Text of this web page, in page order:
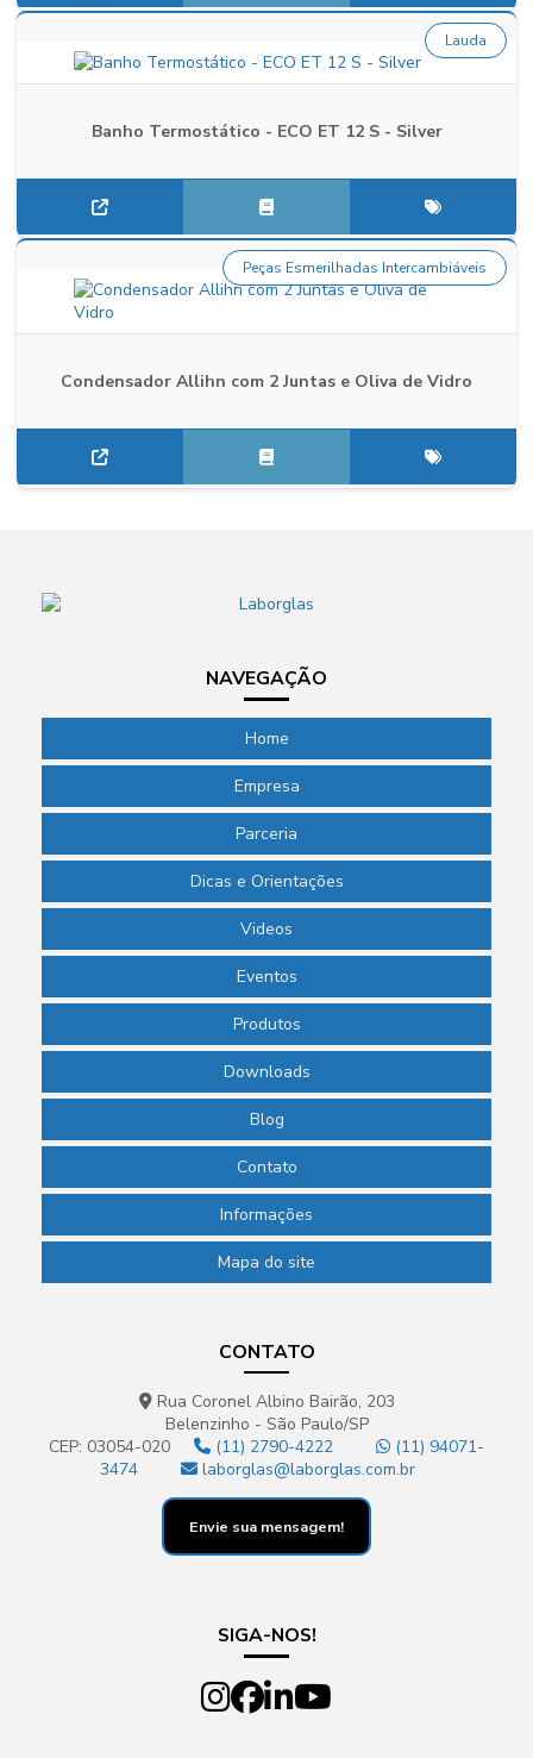
Banho Termostático - ECO ET 12 S - Silver
Lauda
Condensador Allihn com 2 Juntas e Oliva de Vidro
Peças Esmerilhadas Intercambiáveis
NAVEGAÇÃO
Home
Empresa
Parceria
Dicas e Orientações
Videos
Eventos
Produtos
Downloads
Blog
Contato
Informações
Mapa do site
CONTATO
Rua Coronel Albino Bairão, 203
Belenzinho - São Paulo/SP
CEP: 03054-020
(11) 2790-4222
(11) 94071-
3474
laborglas@laborglas.com.br
Envie sua mensagem!
SIGA-NOS!